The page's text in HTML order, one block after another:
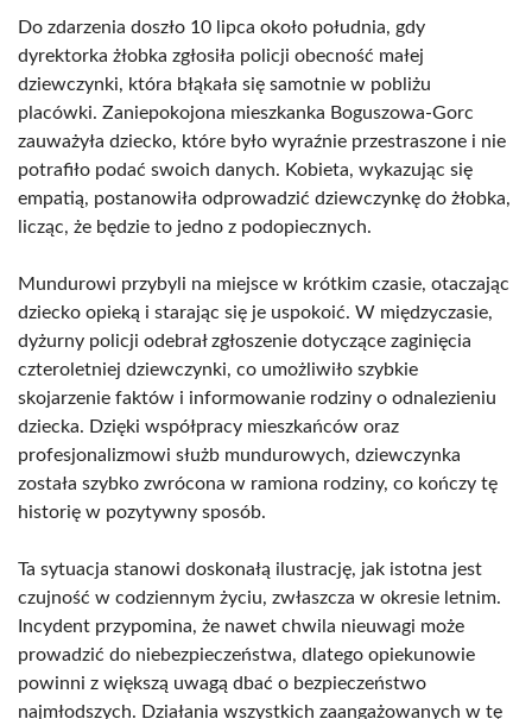
Do zdarzenia doszło 10 lipca około południa, gdy
dyrektorka żłobka zgłosiła policji obecność małej
dziewczynki, która błąkała się samotnie w pobliżu
placówki. Zaniepokojona mieszkanka Boguszowa-Gorc
zauważyła dziecko, które było wyraźnie przestraszone i nie
potrafiło podać swoich danych. Kobieta, wykazując się
empatią, postanowiła odprowadzić dziewczynkę do żłobka,
licząc, że będzie to jedno z podopiecznych.
Mundurowi przybyli na miejsce w krótkim czasie, otaczając
dziecko opieką i starając się je uspokoić. W międzyczasie,
dyżurny policji odebrał zgłoszenie dotyczące zaginięcia
czteroletniej dziewczynki, co umożliwiło szybkie
skojarzenie faktów i informowanie rodziny o odnalezieniu
dziecka. Dzięki współpracy mieszkańców oraz
profesjonalizmowi służb mundurowych, dziewczynka
została szybko zwrócona w ramiona rodziny, co kończy tę
historię w pozytywny sposób.
Ta sytuacja stanowi doskonałą ilustrację, jak istotna jest
czujność w codziennym życiu, zwłaszcza w okresie letnim.
Incydent przypomina, że nawet chwila nieuwagi może
prowadzić do niebezpieczeństwa, dlatego opiekunowie
powinni z większą uwagą dbać o bezpieczeństwo
najmłodszych. Działania wszystkich zaangażowanych w tę